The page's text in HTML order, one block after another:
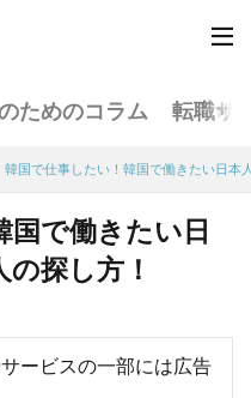
ためのコラム 転職サ
韓国で仕事したい！韓国で働きたい日本
国で働きたい日
探し方！
ービスの一部には広告